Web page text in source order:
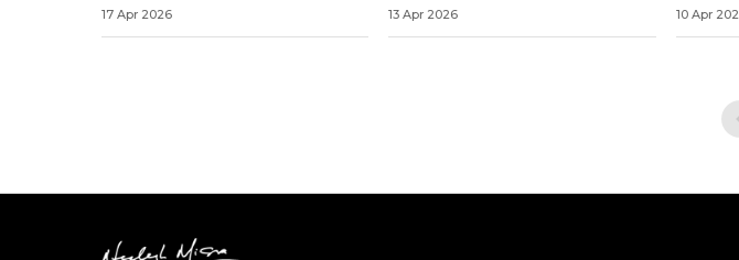
Neelesh Misra
17 Apr 2026 13 Apr 2026 10 Apr